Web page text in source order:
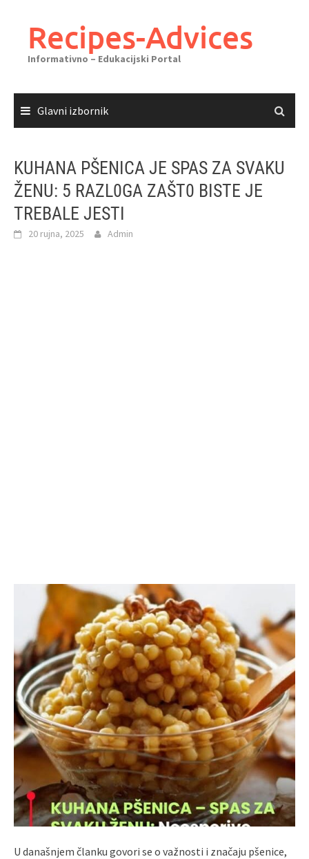
sadržajaRecipes-Advices
Informativno – Edukacijski Portal
Glavni izbornik
KUHANA PŠENICA JE SPAS ZA SVAKU
ŽENU: 5 RAZL0GA ZAŠT0 BISTE JE
TREBALE JESTI
20 rujna, 2025 Admin
U današnjem članku govori se o važnosti i značaju pšenice,